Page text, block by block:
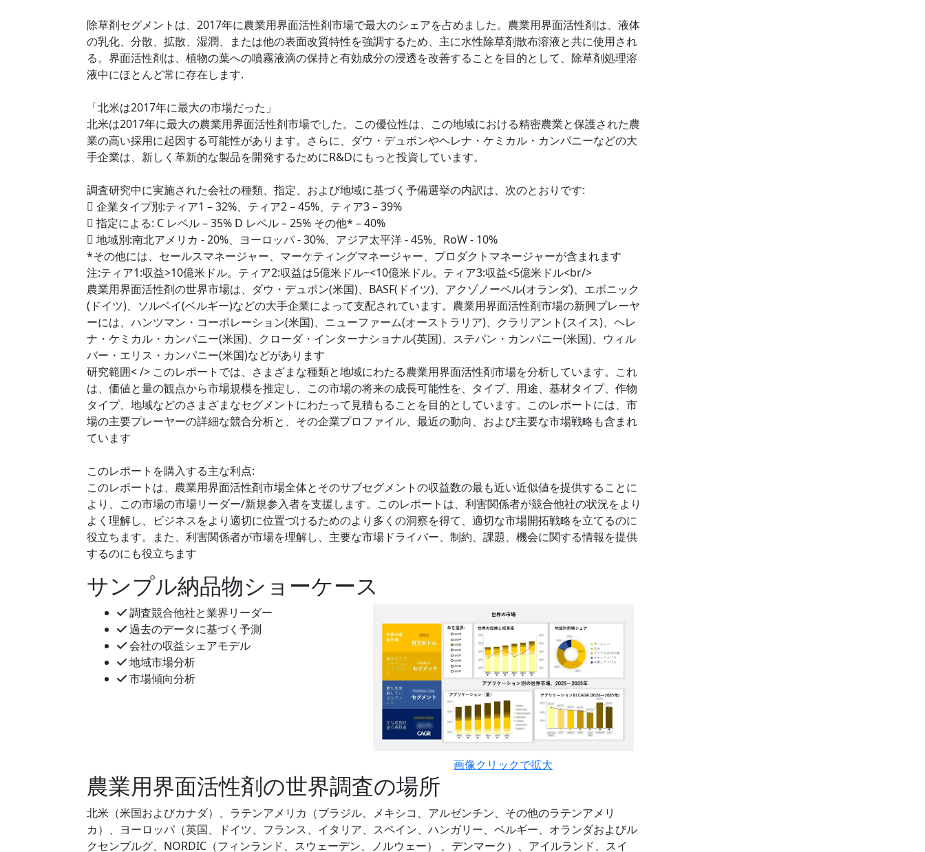
除草剤セグメントは、2017年に農業用界面活性剤市場で最大のシェアを占めました。農業用界面活性剤は、液体
の乳化、分散、拡散、湿潤、または他の表面改質特性を強調するため、主に水性除草剤散布溶液と共に使用され
る。界面活性剤は、植物の葉への噴霧液滴の保持と有効成分の浸透を改善することを目的として、除草剤処理溶
液中にほとんど常に存在します.
「北米は2017年に最大の市場だった」
北米は2017年に最大の農業用界面活性剤市場でした。この優位性は、この地域における精密農業と保護された農
業の高い採用に起因する可能性があります。さらに、ダウ・デュポンやヘレナ・ケミカル・カンパニーなどの大
手企業は、新しく革新的な製品を開発するためにR&Dにもっと投資しています。
調査研究中に実施された会社の種類、指定、および地域に基づく予備選挙の内訳は、次のとおりです:
 企業タイプ別:ティア1 – 32%、ティア2 – 45%、ティア3 – 39%
 指定による: C レベル – 35% D レベル – 25% その他* – 40%
 地域別:南北アメリカ - 20%、ヨーロッパ - 30%、アジア太平洋 - 45%、RoW - 10%
*その他には、セールスマネージャー、マーケティングマネージャー、プロダクトマネージャーが含まれます
注:ティア1:収益>10億米ドル。ティア2:収益は5億米ドル~<10億米ドル。ティア3:収益<5億米ドル<br/>
農業用界面活性剤の世界市場は、ダウ・デュポン(米国)、BASF(ドイツ)、アクゾノーベル(オランダ)、エボニック
(ドイツ)、ソルベイ(ベルギー)などの大手企業によって支配されています。農業用界面活性剤市場の新興プレーヤ
ーには、ハンツマン・コーポレーション(米国)、ニューファーム(オーストラリア)、クラリアント(スイス)、ヘレ
ナ・ケミカル・カンパニー(米国)、クローダ・インターナショナル(英国)、ステパン・カンパニー(米国)、ウィル
バー・エリス・カンパニー(米国)などがあります
研究範囲< /> このレポートでは、さまざまな種類と地域にわたる農業用界面活性剤市場を分析しています。これ
は、価値と量の観点から市場規模を推定し、この市場の将来の成長可能性を、タイプ、用途、基材タイプ、作物
タイプ、地域などのさまざまなセグメントにわたって見積もることを目的としています。このレポートには、市
場の主要プレーヤーの詳細な競合分析と、その企業プロファイル、最近の動向、および主要な市場戦略も含まれ
ています
このレポートを購入する主な利点:
このレポートは、農業用界面活性剤市場全体とそのサブセグメントの収益数の最も近い近似値を提供することに
より、この市場の市場リーダー/新規参入者を支援します。このレポートは、利害関係者が競合他社の状況をより
よく理解し、ビジネスをより適切に位置づけるためのより多くの洞察を得て、適切な市場開拓戦略を立てるのに
役立ちます。また、利害関係者が市場を理解し、主要な市場ドライバー、制約、課題、機会に関する情報を提供
するのにも役立ちます
サンプル納品物ショーケース
調査競合他社と業界リーダー
過去のデータに基づく予測
会社の収益シェアモデル
地域市場分析
市場傾向分析
画像クリックで拡大
農業用界面活性剤の世界調査の場所
北米（米国およびカナダ）、ラテンアメリカ（ブラジル、メキシコ、アルゼンチン、その他のラテンアメリ
カ）、ヨーロッパ（英国、ドイツ、フランス、イタリア、スペイン、ハンガリー、ベルギー、オランダおよびル
クセンブルグ、NORDIC（フィンランド、スウェーデン、ノルウェー） 、デンマーク）、アイルランド、スイ